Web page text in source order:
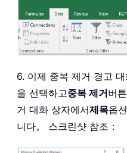
6. 이제 중복 제거 경고
을 선택하고중복 제거버
거 대화 상자에서제목옵
니다。 스크린샷 참조：